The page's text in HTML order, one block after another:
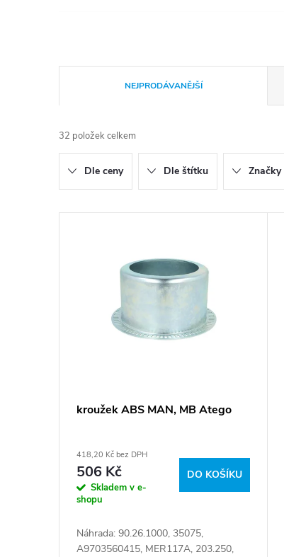
a
z
e
n
NEJPRODÁVANĚJŠÍ
32 položek celkem
Dle ceny Dle štítku Značky
kroužek ABS MAN, MB Atego
418,20 Kč bez DPH
506 Kč
Skladem v e-
shopu
DO KOŠÍKU
Náhrada: 90.26.1000, 35075,
A9703560415, MER117A, 203.250,